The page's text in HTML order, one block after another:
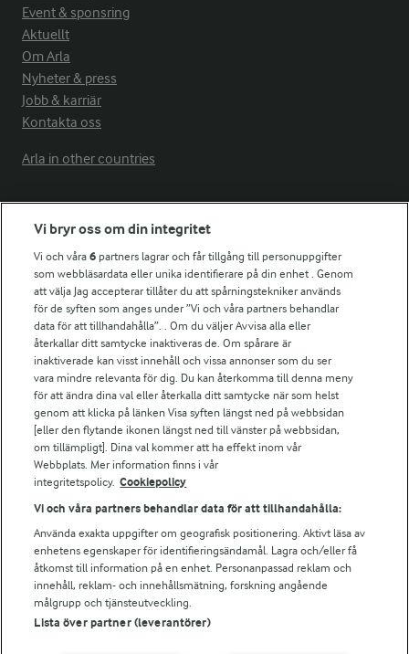
Event & sponsring
Aktuellt
Om Arla
Nyheter & press
Jobb & karriär
Kontakta oss
Arla in other countries
Fler Arlasajter
För ägare
Arlas kundportal
Arla.com
Falbygdens Ost
Arla webbshop
Bildbank
Följ oss
© 2026 Arla Foods
Vi bryr oss om din integritet
Vi och våra6 partners lagrar och får tillgång till personuppgifter
som webbläsardata eller unika identifierare på din enhet . Genom
att välja Jag accepterar tillåter du att spårningstekniker används
för de syften som anges under ”Vi och våra partners behandlar
data för att tillhandahålla”. . Om du väljer Avvisa alla eller
återkallar ditt samtycke inaktiveras de. Om spårare är
inaktiverade kan visst innehåll och vissa annonser som du ser
vara mindre relevanta för dig. Du kan återkomma till denna meny
för att ändra dina val eller återkalla ditt samtycke när som helst
genom att klicka på länken Visa syften längst ned på webbsidan
[eller den flytande ikonen längst ned till vänster på webbsidan,
om tillämpligt]. Dina val kommer att ha effekt inom vår
Webbplats. Mer information finns i vår
integritetspolicy. Cookiepolicy
Vi och våra partners behandlar data för att tillhandahålla:
Använda exakta uppgifter om geografisk positionering. Aktivt läsa av
enhetens egenskaper för identifieringsändamål. Lagra och/eller få
åtkomst till information på en enhet. Personanpassad reklam och
innehåll, reklam- och innehållsmätning, forskning angående
målgrupp och tjänsteutveckling.
Lista över partner (leverantörer)